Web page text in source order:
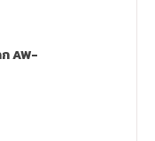
AW-